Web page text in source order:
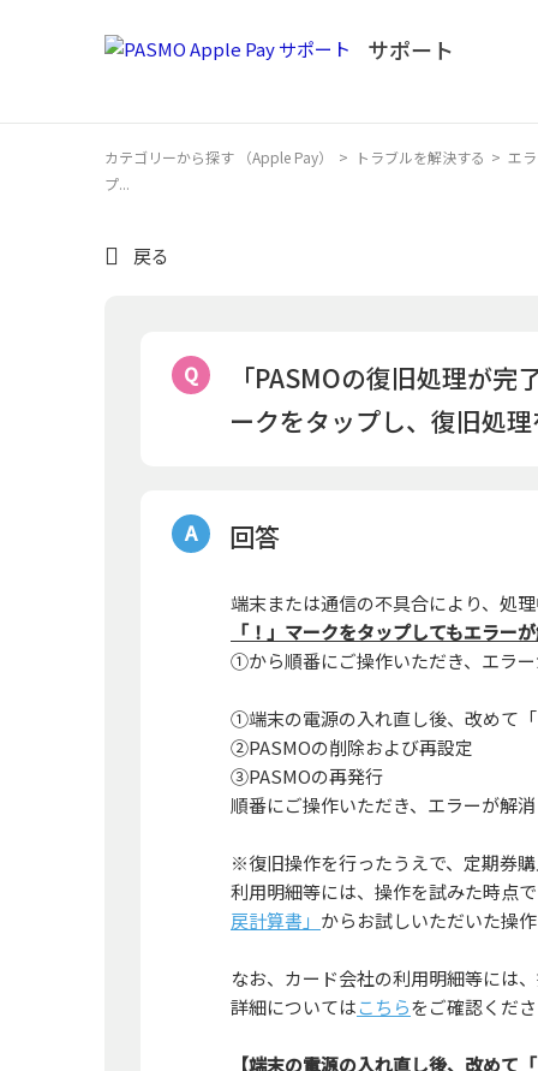
カテゴリーから探す （Apple Pay） > トラブルを解決する > エ
プ...
戻る
「PASMOの復旧処理が
ークをタップし、復旧処
回答
端末または通信の不具合により、処
「！」マークをタップしてもエラー
①から順番にご操作いただき、エラ
①端末の電源の入れ直し後、改めて
②PASMOの削除および再設定
③PASMOの再発行
順番にご操作いただき、エラーが解
※復旧操作を行ったうえで、定期券
利用明細等には、操作を試みた時点
戻計算書」 からお試しいただいた操
なお、カード会社の利用明細等には
詳細についてはこちらをご確認くだ
【端末の電源の入れ直し後、改めて